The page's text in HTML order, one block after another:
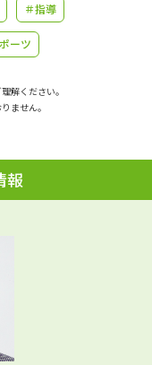
イブ
について
進学カタログ
内
＃指導
ーツ
解ください。
ません。
報